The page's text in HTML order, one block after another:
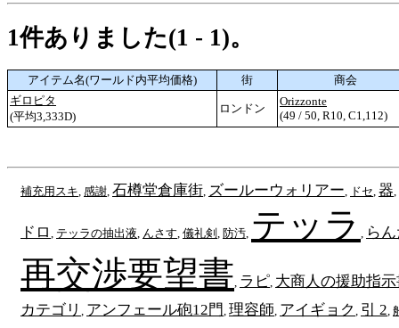
1件ありました(1 - 1)。
アイテム名(ワールド内平均価格) 街
商会
ギロピタ
(平均3,333D)
ロンドン
Orizzonte
(49 / 50, R10, C1,112)
補充用スキ 感謝 石樽堂倉庫街 ズールーウォリアー ドセ 器
ドロ テッラの抽出液 んさす 儀礼剣 防汚 テッラ ら
再交渉要望書 ラピ 大商人の援助指
カテゴリ アンフェール砲12門 理容師 アイギョク 引 2